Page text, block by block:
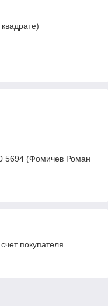
5694 (Фомичев Роман
покупателя